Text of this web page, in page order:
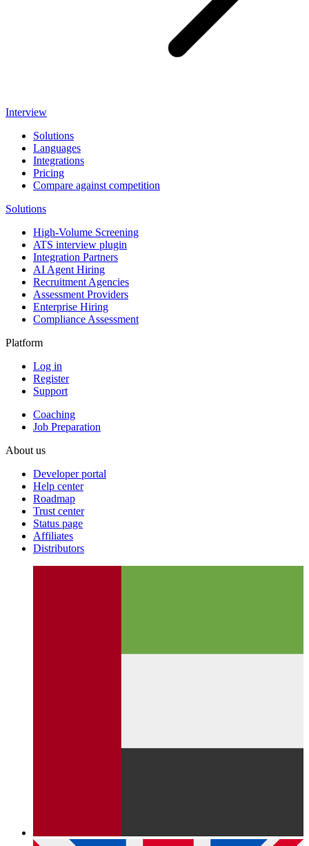
Interview
Solutions
Languages
Integrations
Pricing
Compare against competition
Solutions
High-Volume Screening
ATS interview plugin
Integration Partners
AI Agent Hiring
Recruitment Agencies
Assessment Providers
Enterprise Hiring
Compliance Assessment
Platform
Log in
Register
Support
Coaching
Job Preparation
About us
Developer portal
Help center
Roadmap
Trust center
Status page
Affiliates
Distributors